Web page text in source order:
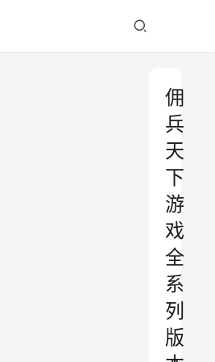
佣
兵
天
下
游
戏
全
系
列
版